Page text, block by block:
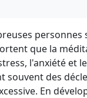
que la
l'anxiété et
souvent des
En